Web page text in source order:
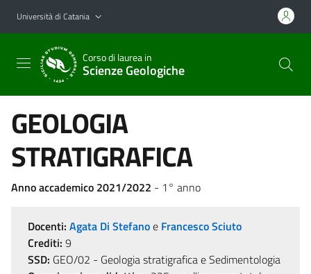
Vai al contenuto principale
Vai al menu di navigazione
Università di Catania
Corso di laurea in
Scienze Geologiche
GEOLOGIA
STRATIGRAFICA
Anno accademico 2021/2022 - 1° anno
Docenti: Agata Di Stefanoe Francesco Sciuto
Crediti: 9
SSD: GEO/02 - Geologia stratigrafica e Sedimentologia